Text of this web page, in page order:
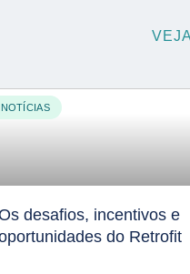
NOTÍCIAS
desafios, incentivos e
do Retrofit